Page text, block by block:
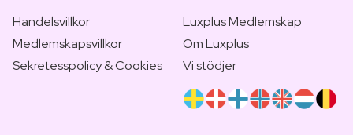
Handelsvillkor
Medlemskapsvillkor
Sekretesspolicy & Cookies
Luxplus Medlemskap
Om Luxplus
Vi stödjer